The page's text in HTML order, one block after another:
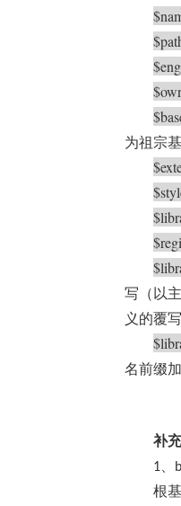
为祖宗
写（以
义的覆写
名前缀
补
1
根